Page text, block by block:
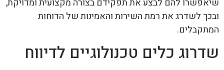
ובכך לשדרג את רמת השירות והאמינות של הדוחות
המתקבלים.
שדרוג כלים טכנולוגיים לדיווח